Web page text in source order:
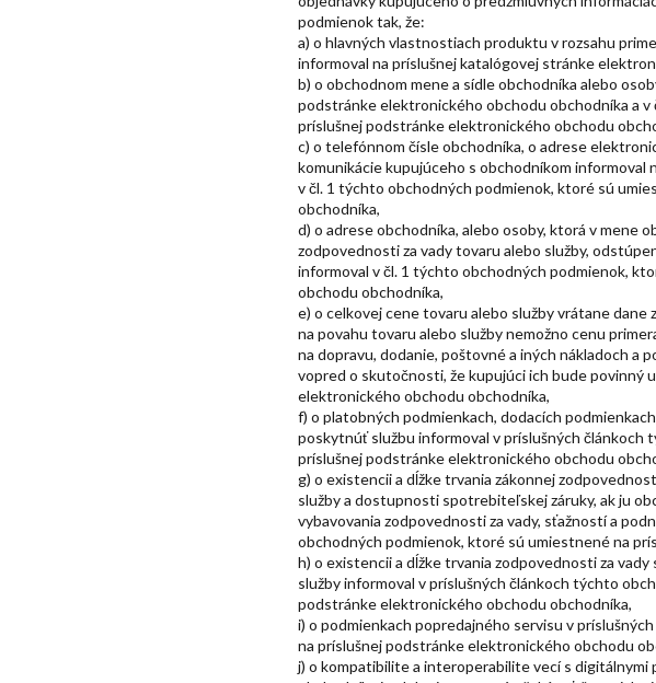
podmienok tak, že:
a) o hlavných vlastnostiach produktu v rozsahu
informoval na príslušnej katalógovej stránke
b) o obchodnom mene a sídle obchodníka alebo
podstránke elektronického obchodu obchodníka a
príslušnej podstránke elektronického obchodu
c) o telefónnom čísle obchodníka, o adrese
komunikácie kupujúceho s obchodníkom
v čl. 1 týchto obchodných podmienok, ktoré sú
obchodníka,
d) o adrese obchodníka, alebo osoby, ktorá v mene
zodpovednosti za vady tovaru alebo služby,
informoval v čl. 1 týchto obchodných podmienok,
obchodu obchodníka,
e) o celkovej cene tovaru alebo služby vrátane
na povahu tovaru alebo služby nemožno cenu
na dopravu, dodanie, poštovné a iných nákladoch a
vopred o skutočnosti, že kupujúci ich bude povinný
elektronického obchodu obchodníka,
f) o platobných podmienkach, dodacích
poskytnúť službu informoval v príslušných
príslušnej podstránke elektronického obchodu
g) o existencii a dĺžke trvania zákonnej
služby a dostupnosti spotrebiteľskej záruky, ak ju
vybavovania zodpovednosti za vady, sťažností a
obchodných podmienok, ktoré sú umiestnené na
h) o existencii a dĺžke trvania zodpovednosti za
služby informoval v príslušných článkoch týchto
podstránke elektronického obchodu obchodníka,
i) o podmienkach popredajného servisu v
na príslušnej podstránke elektronického obchodu
j) o kompatibilite a interoperabilite vecí s